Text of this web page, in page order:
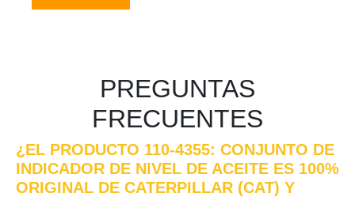
PREGUNTAS
FRECUENTES
¿EL PRODUCTO 110-4355: CONJUNTO DE
INDICADOR DE NIVEL DE ACEITE ES 100%
ORIGINAL DE CATERPILLAR (CAT) Y